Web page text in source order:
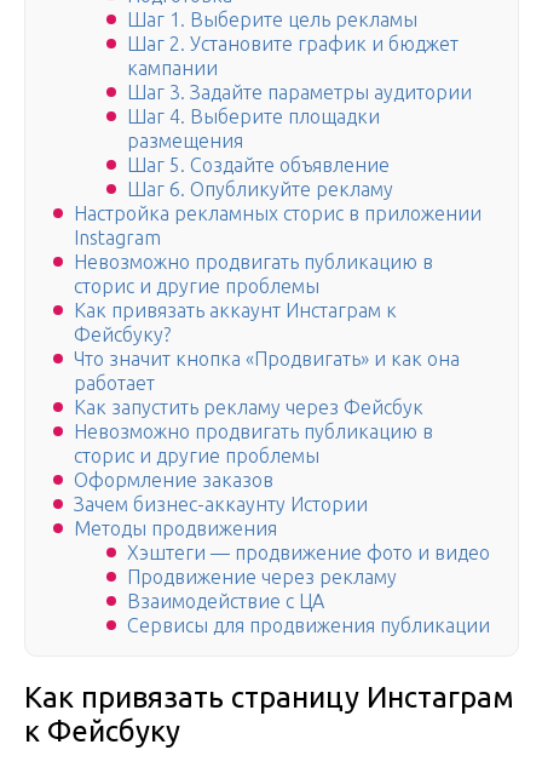
Шаг 1. Выберите цель рекламы
Шаг 2. Установите график и бюджет
кампании
Шаг 3. Задайте параметры аудитории
Шаг 4. Выберите площадки
размещения
Шаг 5. Создайте объявление
Шаг 6. Опубликуйте рекламу
Настройка рекламных сторис в приложении
Instagram
Невозможно продвигать публикацию в
сторис и другие проблемы
Как привязать аккаунт Инстаграм к
Фейсбуку?
Что значит кнопка «Продвигать» и как она
работает
Как запустить рекламу через Фейсбук
Невозможно продвигать публикацию в
сторис и другие проблемы
Оформление заказов
Зачем бизнес-аккаунту Истории
Методы продвижения
Хэштеги — продвижение фото и видео
Продвижение через рекламу
Взаимодействие с ЦА
Сервисы для продвижения публикации
Как привязать страницу Инстаграм
к Фейсбуку